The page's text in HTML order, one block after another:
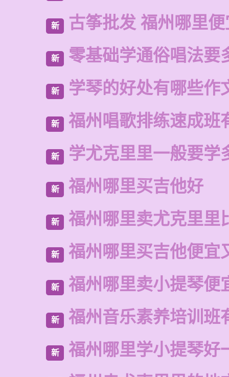
新 古筝批发 福州哪里
新 零基础学通俗唱法要
新 学琴的好处有哪些作
新 福州唱歌排练速成班
新 学尤克里里一般要学
新 福州哪里买吉他好
新 福州哪里卖尤克里里
新 福州哪里买吉他便宜
新 福州哪里卖小提琴便
新 福州音乐素养培训班
新 福州哪里学小提琴好